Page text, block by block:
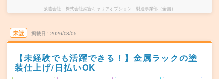
派遣会社 株式会社綜合キャリアオプション 製造事業部（全国）
未読 掲載日 2026/08/05
【未経験でも活躍できる！】金属ラックの塗
装仕上げ/日払いOK